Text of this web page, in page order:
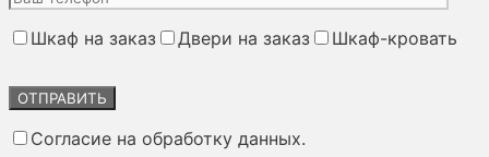
Шкаф на заказ Двери на заказ
Шкаф-кровать
это
пустым.
Согласие на обработку данных.